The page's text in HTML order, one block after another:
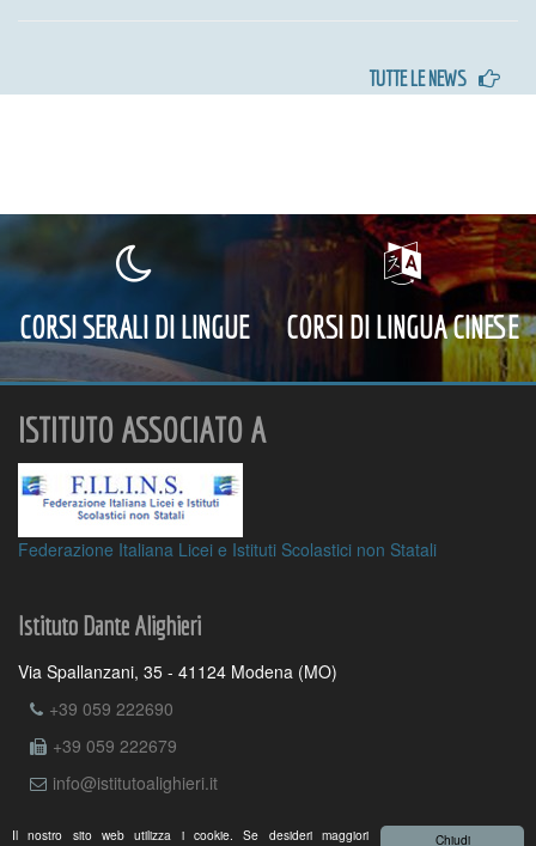
Chiudi
Il nostro sito web utilizza i cookie. Se desideri maggiori
TUTTE LE NEWS
CORSI SERALI DI LINGUE CORSI DI LINGUA CINESE
ISTITUTO ASSOCIATO A
Federazione Italiana Licei e Istituti Scolastici non Statali
Istituto Dante Alighieri
Via Spallanzani, 35 - 41124 Modena (MO)
+39 059 222690
+39 059 222679
info@istitutoalighieri.it